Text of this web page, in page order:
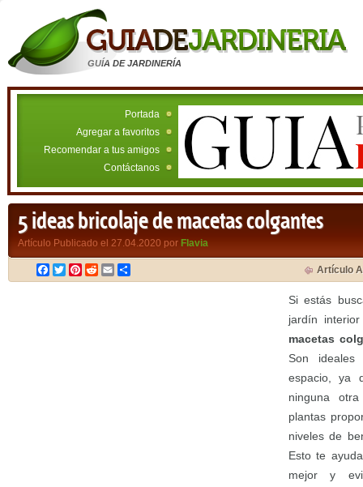
GUÍA DE JARDINERÍA
Portada
Agregar a favoritos
Recomendar a tus amigos
Contáctanos
5 ideas bricolaje de macetas colgantes
Artículo Publicado el 27.04.2020 por Flavia
Facebook
TwitterPinterest
RedditEmail Artículo
Si estás
jardín
macetas
Son
espacio, ya
ninguna
plantas
niveles de
Esto te
mejor y